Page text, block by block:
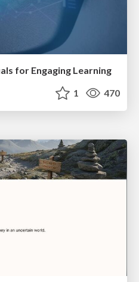
for Engaging Learning
1 470